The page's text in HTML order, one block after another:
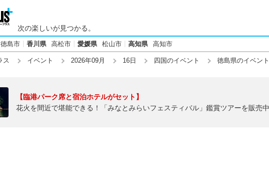
次の楽しいが見つかる。
徳島市 香川県 高松市 愛媛県 松山市 高知県 高知市
ス イベント 2026年09月 16日 四国のイベント 徳島県のイベント
【臨港パーク席と宿泊ホテルがセット】
花火を間近で堪能できる！「みなとみらいフェスティバル」鑑賞ツアーを販売中